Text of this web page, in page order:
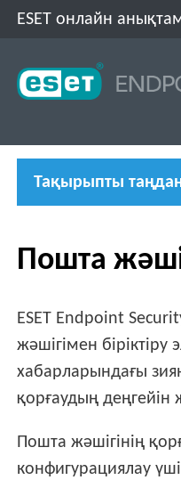
ESET онлайн
Тақырыпты
Пошта
ESET Endpoint
жәшігімен
хабарларындағы
қорғаудың деңгейін
Пошта жәшігінің
конфигурациялау